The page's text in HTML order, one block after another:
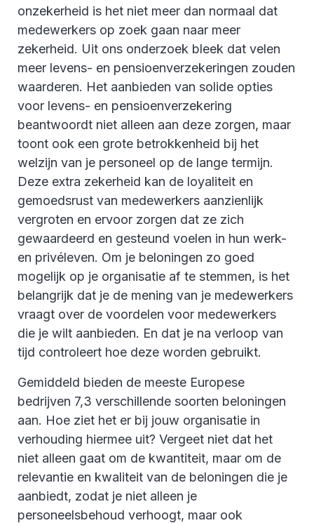
onzekerheid is het niet meer dan normaal dat
medewerkers op zoek gaan naar meer
zekerheid. Uit ons onderzoek bleek dat velen
meer levens- en pensioenverzekeringen zouden
waarderen. Het aanbieden van solide opties
voor levens- en pensioenverzekering
beantwoordt niet alleen aan deze zorgen, maar
toont ook een grote betrokkenheid bij het
welzijn van je personeel op de lange termijn.
Deze extra zekerheid kan de loyaliteit en
gemoedsrust van medewerkers aanzienlijk
vergroten en ervoor zorgen dat ze zich
gewaardeerd en gesteund voelen in hun werk-
en privéleven. Om je beloningen zo goed
mogelijk op je organisatie af te stemmen, is het
belangrijk dat je de mening van je medewerkers
vraagt over de voordelen voor medewerkers
die je wilt aanbieden. En dat je na verloop van
tijd controleert hoe deze worden gebruikt.
Gemiddeld bieden de meeste Europese
bedrijven 7,3 verschillende soorten beloningen
aan. Hoe ziet het er bij jouw organisatie in
verhouding hiermee uit? Vergeet niet dat het
niet alleen gaat om de kwantiteit, maar om de
relevantie en kwaliteit van de beloningen die je
aanbiedt, zodat je niet alleen je
personeelsbehoud verhoogt, maar ook